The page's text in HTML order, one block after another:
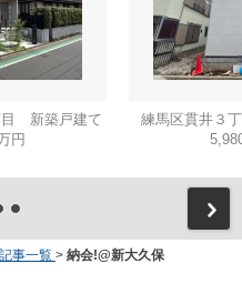
目 新築戸建て
円
練馬区貫井３
事一覧 > 納会!@新大久保